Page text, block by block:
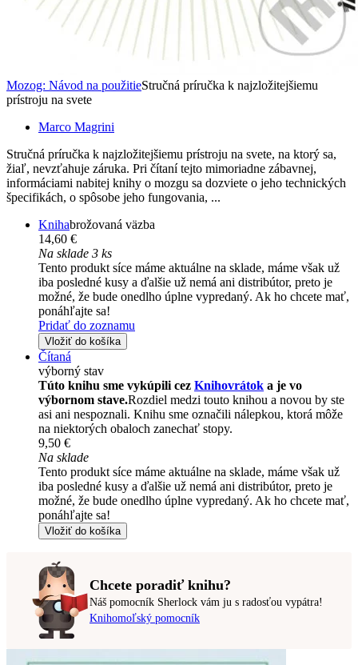
Mozog: Návod na použitieStručná príručka k najzložitejšiemu
prístroju na svete
Marco Magrini
Stručná príručka k najzložitejšiemu prístroju na svete, na ktorý sa,
žiaľ, nevzťahuje záruka. Pri čítaní tejto mimoriadne zábavnej,
informáciami nabitej knihy o mozgu sa dozviete o jeho technických
špecifikách, o spôsobe jeho fungovania, ...
Knihabrožovaná väzba
14,60 €
Na sklade 3 ks
Tento produkt síce máme aktuálne na sklade, máme však už
iba posledné kusy a ďalšie už nemá ani distribútor, preto je
možné, že bude onedlho úplne vypredaný. Ak ho chcete mať,
ponáhľajte sa!
Pridať do zoznamu
Vložiť do košíka
Čítaná
výborný stav
Túto knihu sme vykúpili cez Knihovrátok a je vo
výbornom stave.Rozdiel medzi touto knihou a novou by ste
asi ani nespoznali. Knihu sme označili nálepkou, ktorá môže
na niektorých obaloch zanechať stopy.
9,50 €
Na sklade
Tento produkt síce máme aktuálne na sklade, máme však už
iba posledné kusy a ďalšie už nemá ani distribútor, preto je
možné, že bude onedlho úplne vypredaný. Ak ho chcete mať,
ponáhľajte sa!
Vložiť do košíka
Chcete poradiť knihu?
Náš pomocník Sherlock vám ju s radosťou vypátra!
Knihomoľský pomocník